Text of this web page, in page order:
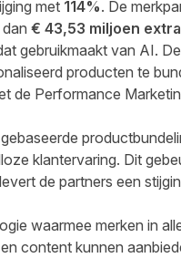
met 114%. De
€ 43,53 miljoen
gebruikmaakt van AI.
producten te
de Performance
klantervaring. Dit
de partners een
waarmee merken in
content kunnen